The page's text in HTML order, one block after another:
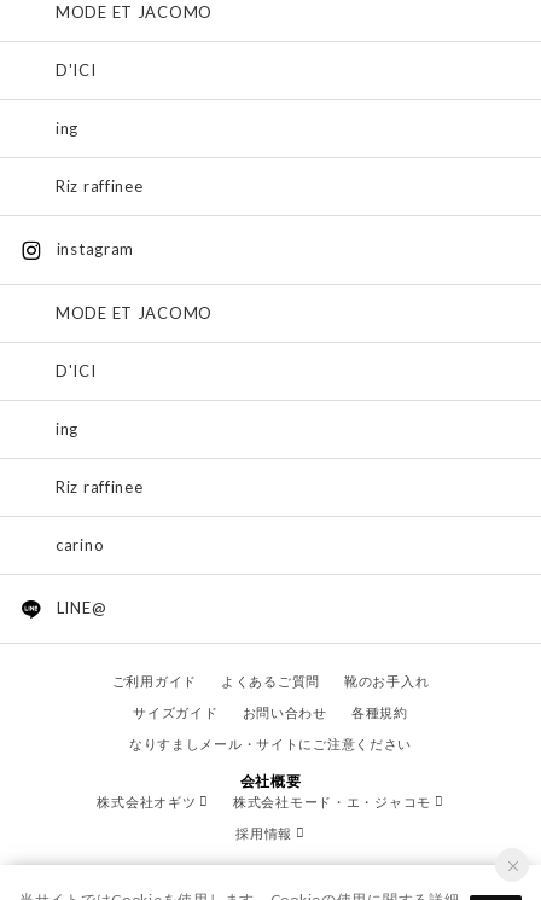
MODE ET JACOMO
D'ICI
ing
Riz raffinee
instagram
MODE ET JACOMO
D'ICI
ing
Riz raffinee
carino
LINE@
ご利用ガイド よくあるご質問
靴のお手入れ
サイズガイド
お問い合わせ
各種規約
なりすましメール・サイトにご注意ください
会社概要
株式会社オギツ
株式会社モード・エ・ジャコモ
採用情報